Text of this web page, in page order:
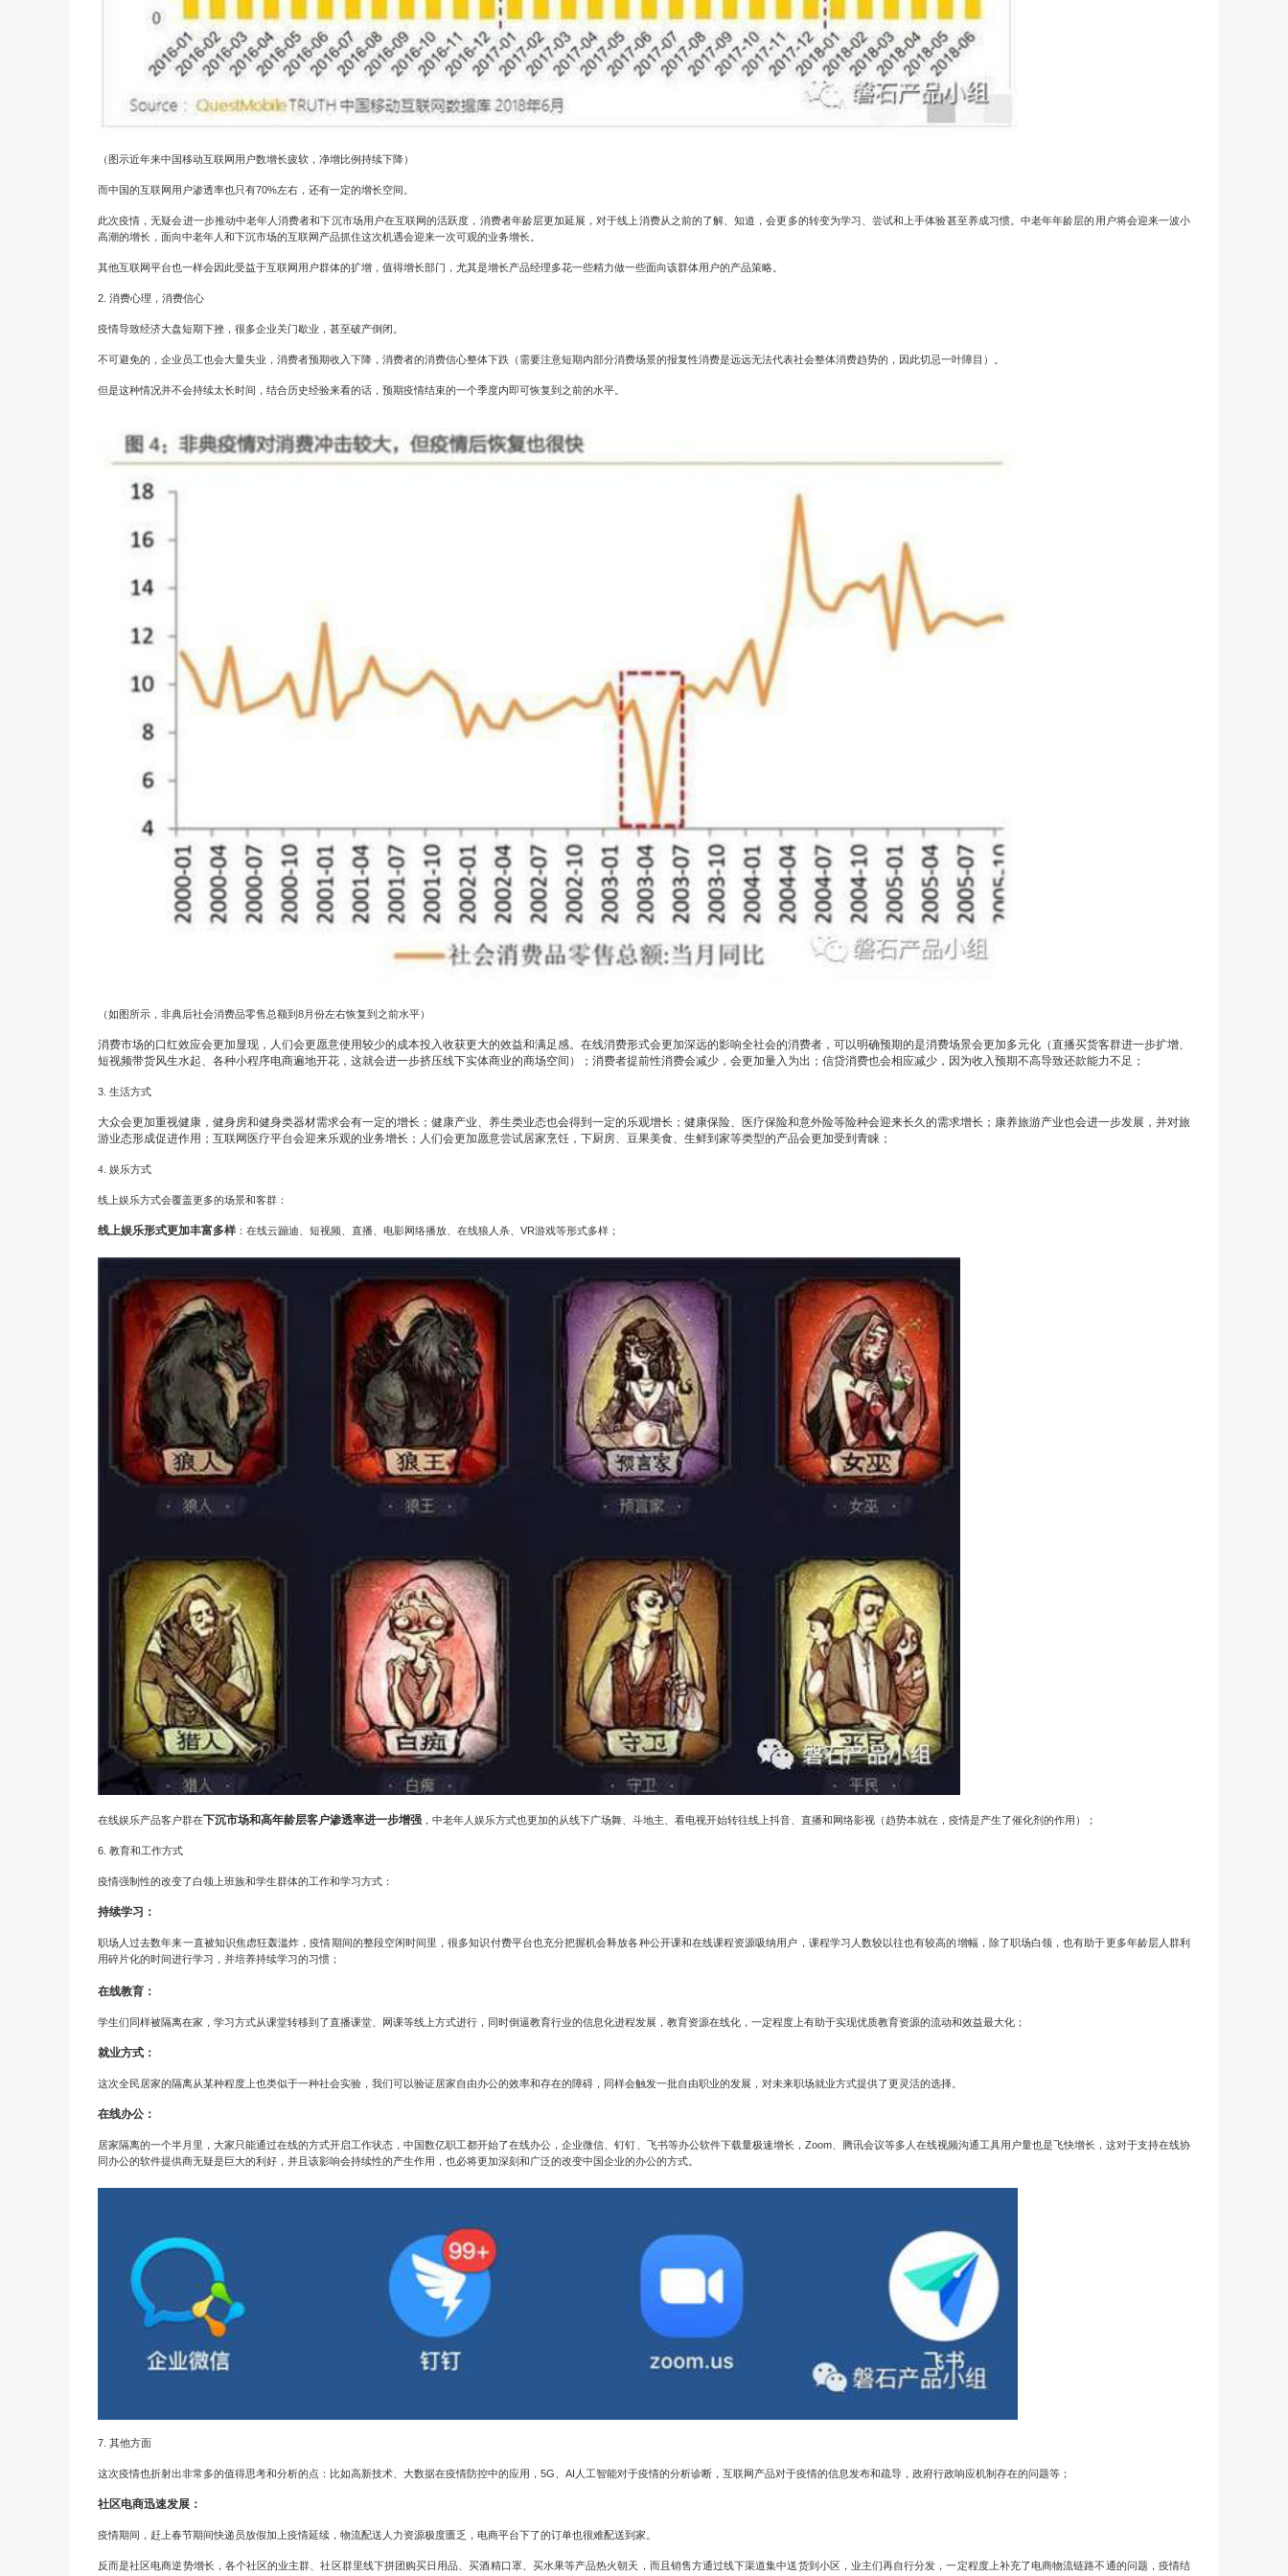
（图示近年来中国移动互联网用户数增长疲软，净增比例持续下降）
而中国的互联网用户渗透率也只有70%左右，还有一定的增长空间。
此次疫情，无疑会进一步推动中老年人消费者和下沉市场用户在互联网的活跃度 ，消费者年龄层更加延展，对于线上消费从之前的了解、知道，会更多的转变为学习、尝试和上手体验甚至养成习惯。中老年年龄层的用户将会迎来一波小
高潮的增长，面向中老年人 和下沉市场的互联网产品抓住这次机遇会迎来一次可观的业务增长。
其他互联网平台也一样会因此受益于互联网用户群体的扩增，值得增长部门，尤其是增长产品经理多花一些精力做一些面向该群体用户的产品策略。
2. 消费心理，消费信心
疫情导致经济大盘短期下挫，很多企业关门歇业，甚至破产倒闭。
不可避免的，企业员工也会大量失业，消费者预期收入下降，消费者的消费信心整体下跌（需要注意短期内部分消费场景的报复性消费是远远无法代表社会整体消费趋势的，因此切忌一叶障目）。
但是这种情况并不会持续太长时间，结合历史经验来看的话，预期疫情结束的一个季度内即可恢复到之前的水平。
（如图所示，非典后社会消费品零售总额到8月份左右恢复到之前水平）
消费市场的口红效应会更加显现，人们会更愿意使用较少的成本投入收获更大的效益和满足感。在线消费形式会更加深远的影响全社会的消费者，可以明确预期的是消费场景会更加多元化（直播买货客群进一步扩增、
短视频带货风生水起、各种小程序电商遍地开花，这就会进一步挤压线下实体商业的商场空间）；消费者提前性消费会减少，会更加量入为出；信贷消费也会相应减少，因为收入预期不高导致还款能力不足；
3. 生活方式
大众会更加重视健康，健身房和健身类器材需求会有一定的增长；健康产业、养生类业态也会得到一定的乐观增长；健康保险、医疗保险和意外险等险种会迎来长久的需求增长；康养旅游产业也会进一步发展，并对旅
游业态形成促进作用；互联网医疗平台会迎来乐观的业务增长；人们会更加愿意尝试居家烹饪，下厨房、豆果美食、生鲜到家等类型的产品会更加受到青睐；
4 娱乐方式
线上娱乐方式会覆盖更多的场景和客群：
线上娱乐形式更加丰富多样 ：在线云蹦迪、短视频、直播、电影网络播放、在线狼人杀、 VR游戏等形式多样；
在线娱乐产品客户群在下沉市场和高年龄层客户渗透率进一步增强 ，中老年人娱乐方式也更加的从线下广场舞、斗地主、看电视开始转往线上抖音、直播和网络影视（趋势本就在，疫情是产生了催化剂的作用）；
6. 教育和工作方式
疫情强制性的改变了白领上班族和学生群体的工作和学习方式：
持续学习：
职场人过去数年来一直被知识焦虑狂轰滥炸，疫情期间的整段空闲时间里，很多知识付费平台也充分把握机会释放各种公开课和在线课程资源吸纳用户，课程学习人数较以往也有较高的增幅，除了职场白领，也有助于更多年龄层人群利
用碎片化的时间进行学习，并培养持续学习的习惯；
在线教育：
学生们同样被隔离在家，学习方式从课堂转移到了直播课堂、网课等线上方式进行，同时倒逼教育行业的信息化进程发展，教育资源在线化，一定程度上有助于实现优质教育资源的流动和效益最大化；
就业方式：
这次全民居家的隔离从某种程度上也类似于一种社会实验，我们可以验证居家自由办公的效率和存在的障碍，同样会触发一批自由职业的发展，对未来职场就业方式提供了更灵活的选择。
在线办公：
居家隔离的一个半月里，大家只能通过在线的方式开启工作状态，中国数亿职工都开始了在线办公，企业微信、钉钉、飞书等办公软件下载量极速增长， Zoom、腾讯会议等多人在线视频沟通工具用户量也是飞快增长，这对于支持在线协
同办公的软件提供商无疑是巨大的利好，并且该影响会持续性的产生作用，也必将更加深刻和广泛的改变中国企业的办公的方式。
7. 其他方面
这次疫情也折射出非常多的值得思考和分析的点：比如高新技术、 大数据在疫情防控中的应用， 5G AI 人工智能对于疫情的分析诊断，互联网产品对于疫情的信息发布和疏导，政府行政响应机制存在的问题等；
社区电商迅速发展：
疫情期间，赶上春节期间快递员放假加上疫情延续，物流配送人力资源极度匮乏， 电商平台下了的订单也很难配送到家。
反而是社区电商逆势增长，各个社区的业主群、社区群里线下拼团购买日用品、买酒精口罩、买水果等产品热火朝天，而且销售方通过线下渠道集中送货到小区，业主们再自行分发，一定程度上补充了电商物流链路不通的问题，疫情结